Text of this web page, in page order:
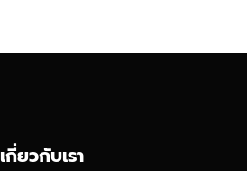
เกี่ยวกับเรา